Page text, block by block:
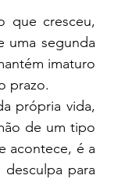
que cresceu,
uma segunda
imaturo
prazo.
própria vida,
de um tipo
acontece, é a
para